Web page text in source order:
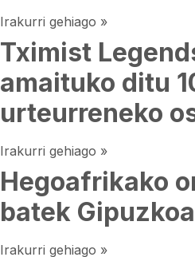
Irakurri gehiago »
Tximist
amaituko ditu
urteurreneko
Irakurri gehiago »
Hegoafrikako
batek
Irakurri gehiago »